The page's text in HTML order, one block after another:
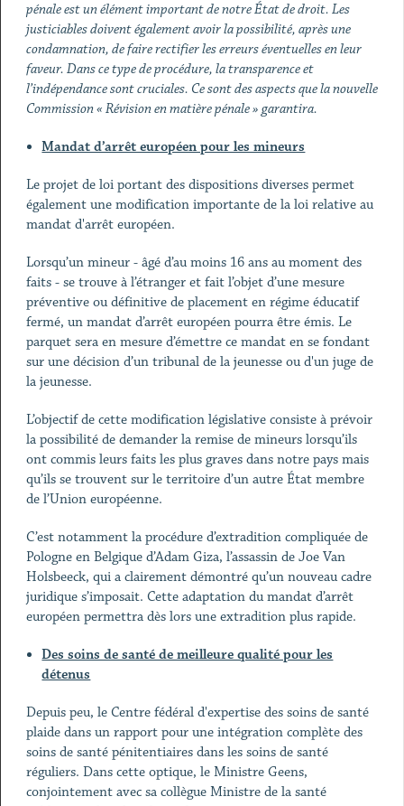
pénale est un élément important de notre État de droit. Les
justiciables doivent également avoir la possibilité, après une
condamnation, de faire rectifier les erreurs éventuelles en leur
faveur. Dans ce type de procédure, la transparence et
l’indépendance sont cruciales. Ce sont des aspects que la nouvelle
Commission « Révision en matière pénale » garantira.
Mandat d’arrêt européen pour les mineurs
Le projet de loi portant des dispositions diverses permet
également une modification importante de la loi relative au
mandat d'arrêt européen.
Lorsqu’un mineur - âgé d’au moins 16 ans au moment des
faits - se trouve à l’étranger et fait l’objet d’une mesure
préventive ou définitive de placement en régime éducatif
fermé, un mandat d’arrêt européen pourra être émis. Le
parquet sera en mesure d’émettre ce mandat en se fondant
sur une décision d’un tribunal de la jeunesse ou d'un juge de
la jeunesse.
L’objectif de cette modification législative consiste à prévoir
la possibilité de demander la remise de mineurs lorsqu’ils
ont commis leurs faits les plus graves dans notre pays mais
qu’ils se trouvent sur le territoire d’un autre État membre
de l’Union européenne.
C’est notamment la procédure d’extradition compliquée de
Pologne en Belgique d’Adam Giza, l’assassin de Joe Van
Holsbeeck, qui a clairement démontré qu’un nouveau cadre
juridique s’imposait. Cette adaptation du mandat d’arrêt
européen permettra dès lors une extradition plus rapide.
Des soins de santé de meilleure qualité pour les
détenus
Depuis peu, le Centre fédéral d'expertise des soins de santé
plaide dans un rapport pour une intégration complète des
soins de santé pénitentiaires dans les soins de santé
réguliers. Dans cette optique, le Ministre Geens,
conjointement avec sa collègue Ministre de la santé